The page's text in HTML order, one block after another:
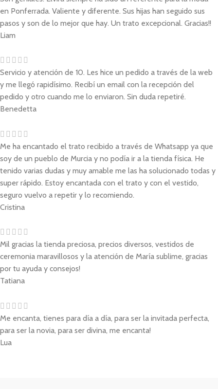
en Ponferrada. Valiente y diferente. Sus hijas han seguido sus
pasos y son de lo mejor que hay. Un trato excepcional. Gracias!!
Liam
Servicio y atención de 10. Les hice un pedido a través de la web
y me llegó rapidísimo. Recibí un email con la recepción del
pedido y otro cuando me lo enviaron. Sin duda repetiré.
Benedetta
Me ha encantado el trato recibido a través de Whatsapp ya que
soy de un pueblo de Murcia y no podía ir a la tienda física. He
tenido varias dudas y muy amable me las ha solucionado todas y
super rápido. Estoy encantada con el trato y con el vestido,
seguro vuelvo a repetir y lo recomiendo.
Cristina
Mil gracias la tienda preciosa, precios diversos, vestidos de
ceremonia maravillosos y la atención de María sublime, gracias
por tu ayuda y consejos!
Tatiana
Me encanta, tienes para día a día, para ser la invitada perfecta,
para ser la novia, para ser divina, me encanta!
Lua